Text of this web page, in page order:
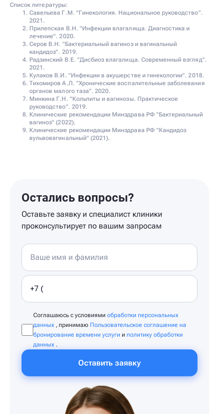
Список литературы:
Савельева Г.М. "Гинекология. Национальное руководство".
2021.
Прилепская В.Н. "Инфекции влагалища. Диагностика и
лечение". 2020.
Серов В.Н. "Бактериальный вагиноз и вагинальный
кандидоз". 2019.
Радзинский В.Е. "Дисбиоз влагалища. Современный взгляд".
2021.
Кулаков В.И. "Инфекции в акушерстве и гинекологии". 2018.
Тихомиров А.Л. "Хронические воспалительные заболевания
органов малого таза". 2020.
Минкина Г.Н. "Кольпиты и вагинозы. Практическое
руководство". 2019.
Клинические рекомендации Минздрава РФ "Бактериальный
вагиноз" (2022).
Клинические рекомендации Минздрава РФ "Кандидоз
вульвовагинальный" (2021).
Остались вопросы?
Оставьте заявку и специалист клиники
проконсультирует по вашим запросам
Соглашаюсь с условиями обработки персональных
данных , принимаю Пользовательское соглашение на
бронирование времени услуги и политику обработки
данных .
Оставить заявку